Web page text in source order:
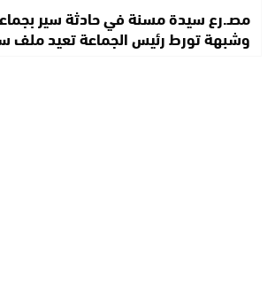
مصـ.رع سيدة مسنة في حادثة سير
وشبهة تورط رئيس الجماعة تعيد ملف